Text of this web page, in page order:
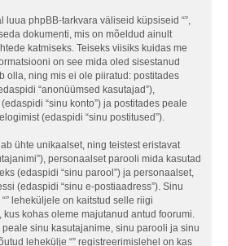
luua phpBB-tarkvara väliseid küpsiseid “”,
dokumenti, mis on mõeldud ainult
katmiseks. Teiseks viisiks kuidas me
on see mida oled sisestanud
olla, ning mis ei ole piiratud: postitades
“anonüümsed kasutajad”),
“sinu konto”) ja postitades peale
(edaspidi “sinu postitused”).
ühte unikaalset, ning teistest eristavat
personaalset parooli mida kasutad
(edaspidi “sinu parool”) ja personaalset,
(edaspidi “sinu e-postiaadress”). Sinu
leheküljele on kaitstud selle riigi
kohas oleme majutanud antud foorumi.
peale sinu kasutajanime, sinu parooli ja sinu
lehekülje “” registreerimislehel on kas